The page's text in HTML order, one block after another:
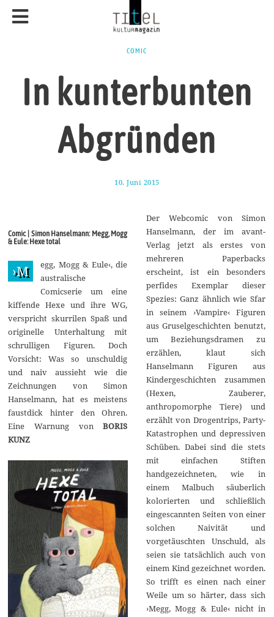
COMIC
In kunterbunten
Abgründen
10. Juni 2015
u
i
2
0
1
5
Comic | Simon Hanselmann: Megg, Mogg
& Eule: Hexe total
›M
egg, Mogg & Eule‹, die
australische
Comicserie um eine
kiffende Hexe und ihre WG,
verspricht skurrilen Spaß und
originelle Unterhaltung mit
schrulligen Figuren. Doch
Vorsicht: Was so unschuldig
und naiv aussieht wie die
Zeichnungen von Simon
Hanselmann, hat es meistens
faustdick hinter den Ohren.
Eine Warnung vonBORIS
KUNZ
Der Webcomic von Simon
Hanselmann, der im avant-
Verlag jetzt als erstes von
mehreren Paperbacks
erscheint, ist ein besonders
perfides Exemplar dieser
Spezies: Ganz ähnlich wie Sfar
in seinem ›Vampire‹ Figuren
aus Gruselgeschichten benutzt,
um Beziehungsdramen zu
erzählen, klaut sich
Hanselmann Figuren aus
Kindergeschichten zusammen
(Hexen, Zauberer,
anthropomorphe Tiere) und
erzählt von Drogentrips, Party-
Katastrophen und depressiven
Schüben. Dabei sind die stets
mit einfachen Stiften
handgezeichneten, wie in
einem Malbuch säuberlich
kolorierten und schließlich
eingescannten Seiten von einer
solchen Naivität und
vorgetäuschten Unschuld, als
seien sie tatsächlich auch von
einem Kind gezeichnet worden.
So trifft es einen nach einer
Weile um so härter, dass sich
›Megg, Mogg & Eule‹ nicht in